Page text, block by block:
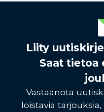
Liity
Saat tietoa
Vastaanota
loistavia